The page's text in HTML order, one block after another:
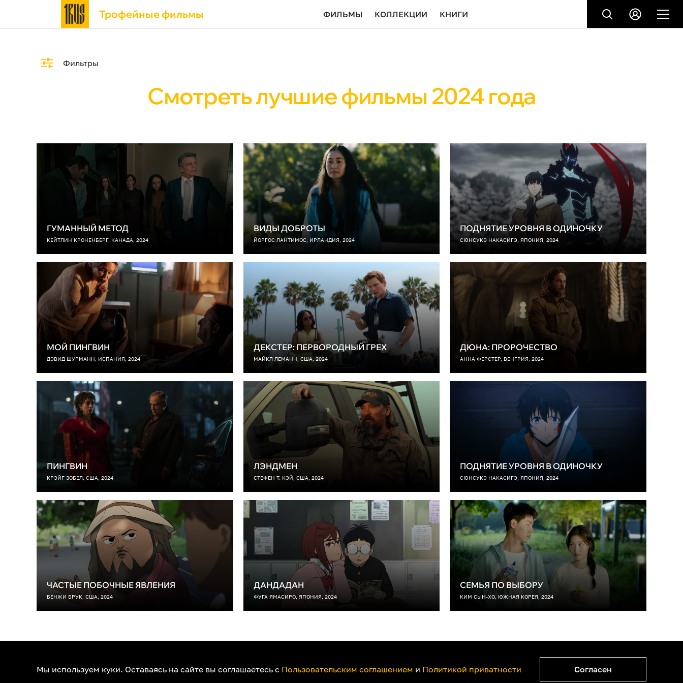
Трофейные фильмы ФИЛЬМЫ КОЛЛЕКЦИИ КНИГИ
Фильтры
Смотреть лучшие фильмы 2024 года
ГУМАННЫЙ МЕТОД
КЕЙТЛИН КРОНЕНБЕРГ, КАНАДА, 2024
ВИДЫ ДОБРОТЫ
ЙОРГОС ЛАНТИМОС, ИРЛАНДИЯ, 2024
ПОДНЯТИЕ УРОВНЯ В ОДИНОЧКУ
СЮНСУКЭ НАКАСИГЭ, ЯПОНИЯ, 2024
МОЙ ПИНГВИН
ДЭВИД ШУРМАНН, ИСПАНИЯ, 2024
ДЕКСТЕР: ПЕРВОРОДНЫЙ ГРЕХ
МАЙКЛ ЛЕМАНН, США, 2024
ДЮНА: ПРОРОЧЕСТВО
АННА ФЕРСТЕР, ВЕНГРИЯ, 2024
ПИНГВИН
КРЭЙГ ЗОБЕЛ, США, 2024
ЛЭНДМЕН
СТЕФЕН Т. КЭЙ, США, 2024
ПОДНЯТИЕ УРОВНЯ В ОДИНОЧКУ
СЮНСУКЭ НАКАСИГЭ, ЯПОНИЯ, 2024
ЧАСТЫЕ ПОБОЧНЫЕ ЯВЛЕНИЯ
БЕНЖИ БРУК, США, 2024
ДАНДАДАН
ФУГА ЯМАСИРО, ЯПОНИЯ, 2024
СЕМЬЯ ПО ВЫБОРУ
КИМ СЫН-ХО, ЮЖНАЯ КОРЕЯ, 2024
Мы используем куки. Оставаясь на сайте вы соглашаетесь с Пользовательским соглашением и Политикой приватности Согласен